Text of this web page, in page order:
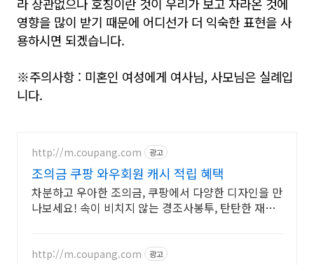
영향을 많이 받기 때문에 어디선가 더 익숙한 표현을 사
용하시면 되겠습니다.
※주의사항 : 미혼인 여성에게 여사님, 사모님은 실례입
니다.
http://m.coupang.com 광고
조의금 쿠팡 와우회원 캐시 적립 혜택
차분하고 우아한 조의금, 쿠팡에서 다양한 디자인을 만
나보세요! 속이 비치지 않는 경조사봉투, 탄탄한 재질
http://m.coupang.com 광고